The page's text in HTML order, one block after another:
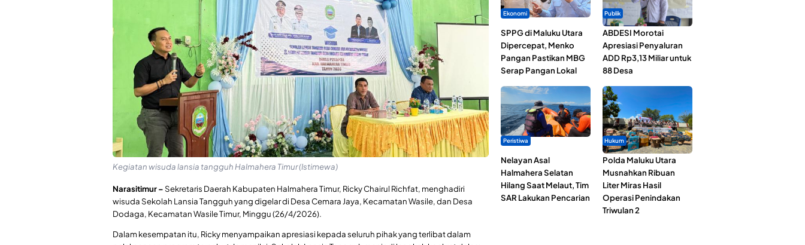
Kegiatan wisuda lansia tangguh Halmahera Timur (Istimewa)
Narasitimur –Sekretaris Daerah Kabupaten Halmahera Timur, Ricky Chairul Richfat, menghadiri
wisuda Sekolah Lansia Tangguh yang digelar di Desa Cemara Jaya, Kecamatan Wasile, dan Desa
Dodaga, Kecamatan Wasile Timur, Minggu (26/4/2026).
Dalam kesempatan itu, Ricky menyampaikan apresiasi kepada seluruh pihak yang terlibat dalam
Ekonomi
SPPG di Maluku Utara
Dipercepat, Menko
Pangan Pastikan MBG
Serap Pangan Lokal
Publik
ABDESI Morotai
Apresiasi Penyaluran
ADD Rp3,13 Miliar untuk
88 Desa
Peristiwa
Nelayan Asal
Halmahera Selatan
Hilang Saat Melaut, Tim
SAR Lakukan Pencarian
Hukum
Polda Maluku Utara
Musnahkan Ribuan
Liter Miras Hasil
Operasi Penindakan
Triwulan 2